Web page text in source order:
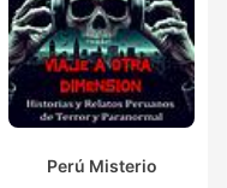
Perú Misterio